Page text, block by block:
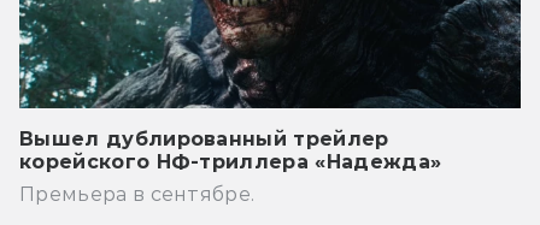
Вышел дублированный трейлер
корейского НФ-триллера «Надежда»
Премьера в сентябре.